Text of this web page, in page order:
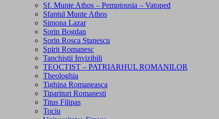
Sf. Munte Athos – Pemptousia – Vatoped
Sfantul Munte Athos
Simona Lazar
Sorin Bogdan
Sorin Rosca Stanescu
Spirit Romanesc
Tanchistii Invizibili
TEOCTIST – PATRIARHUL ROMANILOR
Theologhia
Tighina Romaneasca
Tiparituri Romanesti
Titus Filipas
Tociu